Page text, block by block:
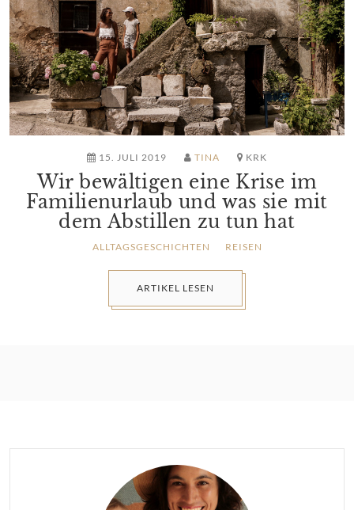
15. JULI 2019 TINA KRK
Wir bewältigen eine Krise im
Familienurlaub und was sie mit
dem Abstillen zu tun hat
ALLTAGSGESCHICHTEN REISEN
ARTIKEL LESEN